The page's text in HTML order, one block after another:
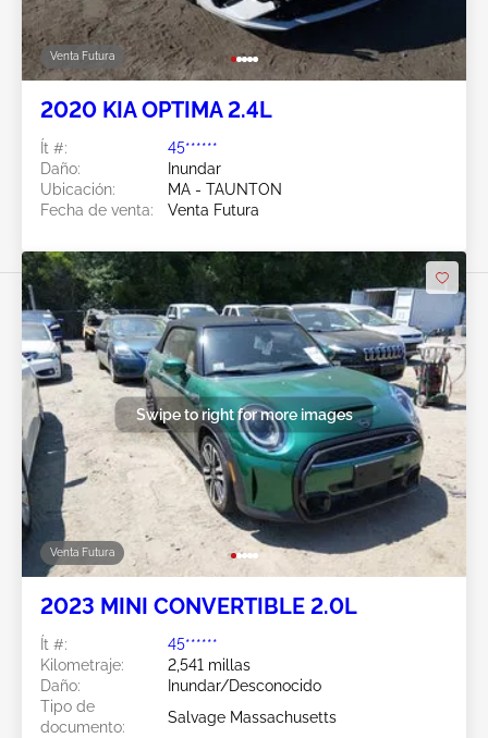
Venta Futura
2020 KIA OPTIMA 2.4L
Ít #:
45******
Daño:
Inundar
Ubicación:
MA - TAUNTON
Fecha de venta:
Venta Futura
Venta Futura
Swipe to right for more images
2023 MINI CONVERTIBLE 2.0L
Ít #:
45******
Kilometraje:
2,541 millas
Daño:
Inundar/Desconocido
Tipo de
documento:
Salvage Massachusetts